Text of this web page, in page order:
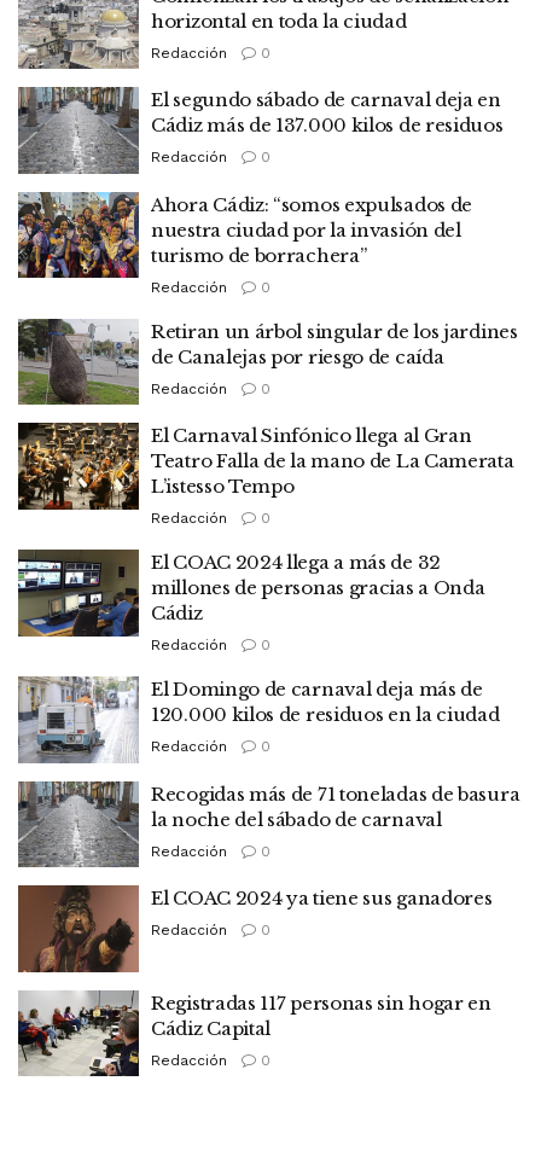
horizontal en toda la ciudad
Redacción 0
El segundo sábado de carnaval deja en
Cádiz más de 137.000 kilos de residuos
Redacción 0
Ahora Cádiz: “somos expulsados de
nuestra ciudad por la invasión del
turismo de borrachera”
Redacción 0
Retiran un árbol singular de los jardines
de Canalejas por riesgo de caída
Redacción 0
El Carnaval Sinfónico llega al Gran
Teatro Falla de la mano de La Camerata
L’istesso Tempo
Redacción 0
El COAC 2024 llega a más de 32
millones de personas gracias a Onda
Cádiz
Redacción 0
El Domingo de carnaval deja más de
120.000 kilos de residuos en la ciudad
Redacción 0
Recogidas más de 71 toneladas de basura
la noche del sábado de carnaval
Redacción 0
El COAC 2024 ya tiene sus ganadores
Redacción 0
Registradas 117 personas sin hogar en
Cádiz Capital
Redacción 0